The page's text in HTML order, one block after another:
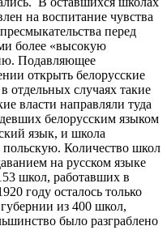
на воспитание чувства
перед
более «высокую
Подавляющее
открыть белорусские
отдельных случаях такие
власти направляли туда
белорусским языком
язык, и школа
польскую. Количество школ
на русском языке
школ, работавших в
году осталось только
из 400 школ,
было разграблено